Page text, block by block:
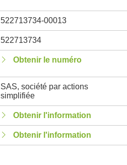
522713734-00013
522713734
Obtenir le numéro
SAS, société par actions
simplifiée
Obtenir l'information
Obtenir l'information